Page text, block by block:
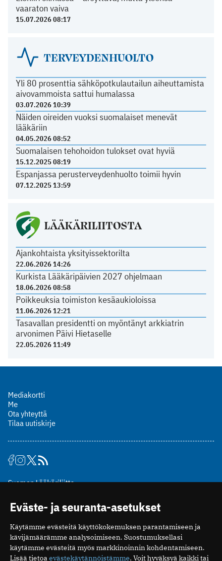
vaaraton vaiva
15.07.2026 08:17
TERVEYDENHUOLTO
Yli 80 prosenttia sähköpotkulautailun aiheuttamista
aivovammoista sattui humalassa
03.07.2026 10:39
Näiden oireiden vuoksi suomalaiset menevät
lääkäriin
04.05.2026 08:52
Suomalaisen tehohoidon tulokset ovat hyviä
15.12.2025 08:19
Espanjassa perusterveydenhuolto toimii hyvin
07.12.2025 13:59
LÄÄKÄRILIITOSTA
Ajankohtaista yksityissektorilta
22.06.2026 14:26
Kurkista Lääkäripäivien 2027 ohjelmaan
18.06.2026 08:58
Poikkeuksia toimiston kesäaukioloissa
11.06.2026 12:21
Tasavallan presidentti on myöntänyt arkkiatrin
arvonimen Päivi Hietaselle
22.05.2026 11:49
Mediakortti
Me
Ota yhteyttä
Tilaa uutiskirje
Suomen Lääkäriliitto
00510 Helsinki
puh. (09) 393 091
toimitus@potilaanlaakarilehti.fi
ISSN 2323-9476
Eväste- ja seuranta-asetukset
Käytämme evästeitä käyttökokemuksen parantamiseen ja
kävijämäärämme analysoimiseen. Suostumuksellasi
käytämme evästeitä myös markkinoinnin kohdentamiseen.
Lisää tietoa evästekäytännöistämme. Voit hyväksyä kaikki tai